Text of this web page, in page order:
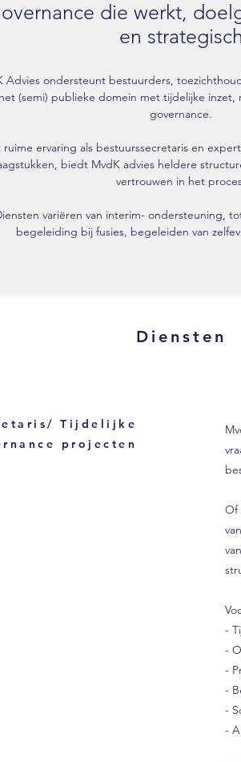
die werkt,
en strategisch
Advies ondersteunt bestuurders,
(semi) publieke domein met tijdelijke inzet,
governance.
ruime ervaring als bestuurssecretaris en
biedt MvdK advies heldere
vertrouwen in het
variëren van interim- ondersteuning,
begeleiding bij fusies, begeleiden van
Diensten
Tijdelijke
projecten
Of
-
-
-
-
-
-